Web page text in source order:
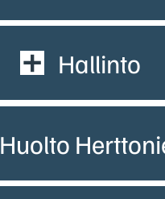
Hallinto
Huolto